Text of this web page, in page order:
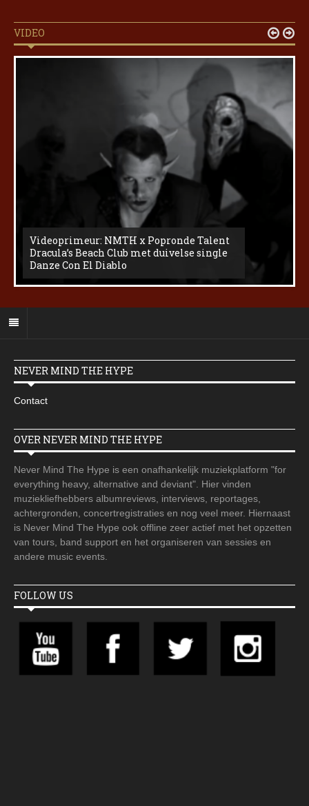
VIDEO
Videoprimeur: NMTH x Popronde Talent
Dracula’s Beach Club met duivelse single
Danze Con El Diablo
 
NEVER MIND THE HYPE
Contact
OVER NEVER MIND THE HYPE
Never Mind The Hype is een onafhankelijk muziekplatform "for
everything heavy, alternative and deviant". Hier vinden
muziekliefhebbers albumreviews, interviews, reportages,
achtergronden, concertregistraties en nog veel meer. Hiernaast
is Never Mind The Hype ook offline zeer actief met het opzetten
van tours, band support en het organiseren van sessies en
andere music events.
FOLLOW US